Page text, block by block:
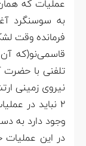
قاسمی‌نو(که
تلفنی با حضرت
نیروی زمینی
۲ نباید در
وجود دارد به
در این عملیات